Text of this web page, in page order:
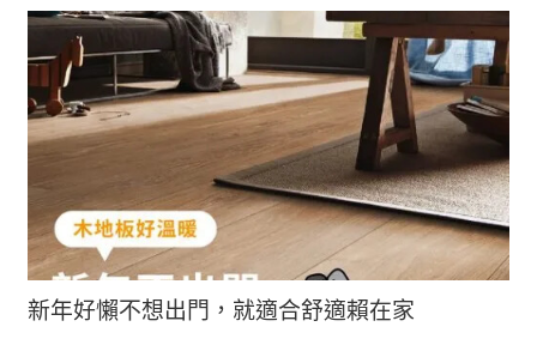
新年好懶不想出門，就適合舒適賴在家